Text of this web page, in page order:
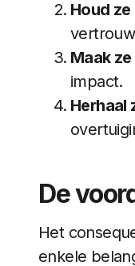
Houd
Maak
impact.
Herhaal
De
Het
enkele